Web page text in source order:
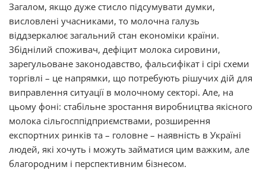
Загалом, якщо дуже стисло підсумувати думки,
висловлені учасниками, то молочна галузь
віддзеркалює загальний стан економіки країни.
Збіднілий споживач, дефіцит молока сировини,
зарегульоване законодавство, фальсифікат і сірі схеми
торгівлі – це напрямки, що потребують рішучих дій для
виправлення ситуації в молочному секторі. Але, на
цьому фоні: стабільне зростання виробництва якісного
молока сільгосппідприємствами, розширення
експортних ринків та – головне – наявність в Україні
людей, які хочуть і можуть займатися цим важким, але
благородним і перспективним бізнесом.